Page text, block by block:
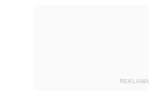
REKLAMA